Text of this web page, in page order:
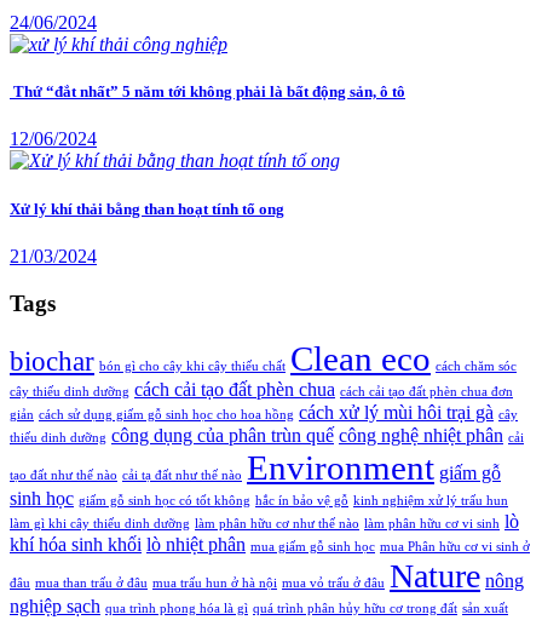
24/06/2024
Thứ “đắt nhất” 5 năm tới không phải là bất động sản, ô tô
12/06/2024
Xử lý khí thải bằng than hoạt tính tổ ong
21/03/2024
Tags
biochar bón gì cho cây khi cây thiếu chất Clean eco cách chăm sóc
cây thiếu dinh dưỡng cách cải tạo đất phèn chua cách cải tạo đất phèn chua đơn
giản cách sử dụng giấm gỗ sinh học cho hoa hồng cách xử lý mùi hôi trại gà cây
thiếu dinh dưỡng công dụng của phân trùn quế công nghệ nhiệt phân cải
tạo đất như thế nào cải tạ đất như thế nào Environment giấm gỗ
sinh học giấm gỗ sinh học có tốt không hắc ín bảo vệ gỗ kinh nghiệm xử lý trấu hun
làm gì khi cây thiếu dinh dưỡng làm phân hữu cơ như thế nào làm phân hữu cơ vi sinh lò
khí hóa sinh khối lò nhiệt phân mua giấm gỗ sinh học mua Phân hữu cơ vi sinh ở
đâu mua than trấu ở đâu mua trấu hun ở hà nội mua vỏ trấu ở đâu Nature nông
nghiệp sạch qua trình phong hóa là gì quá trình phân hủy hữu cơ trong đất sản xuất